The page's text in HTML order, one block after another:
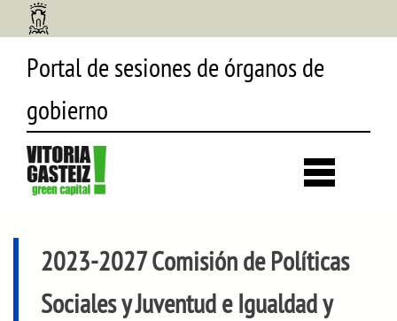
Portal de sesiones de órganos de
gobierno
2023-2027 Comisión de Políticas
Sociales y Juventud e Igualdad y